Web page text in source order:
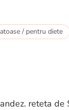
/ pentru diete
reteta de